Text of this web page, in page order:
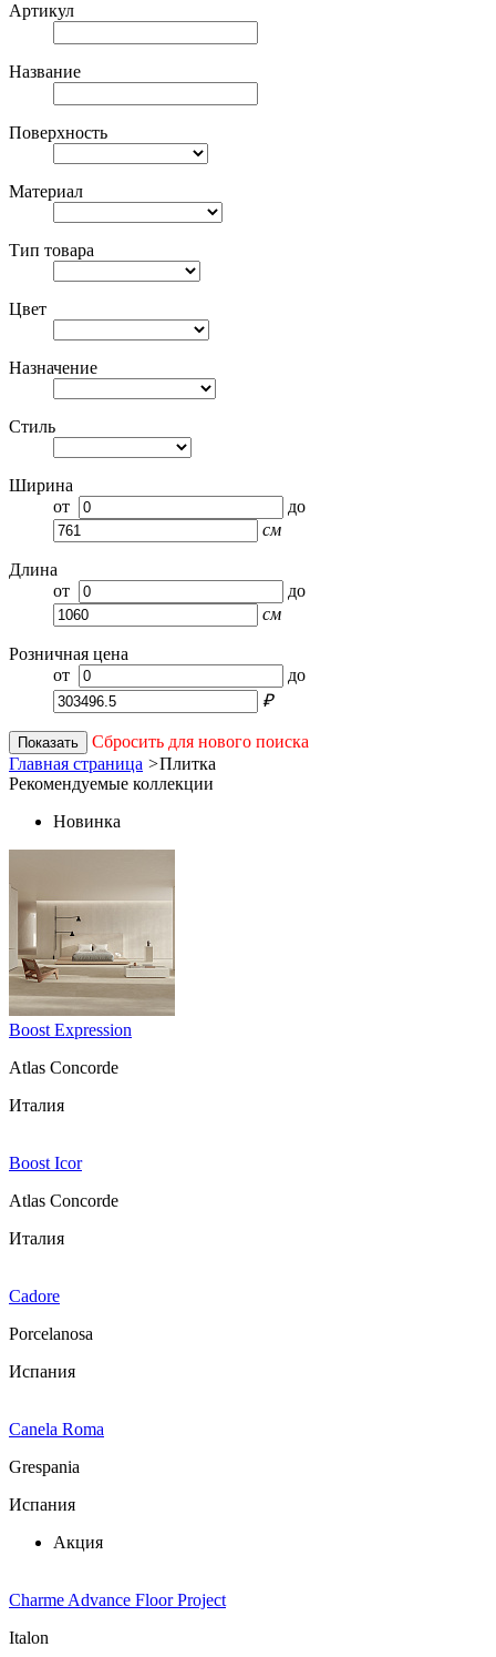
Артикул
Название
Поверхность
Материал
Тип товара
Цвет
Назначение
Стиль
Ширина
от
до
см
Длина
от
до
см
Розничная цена
от
до
₽
Показать
Сбросить для нового поиска
Главная страница >Плитка
Рекомендуемые коллекции
Новинка
Boost Expression
Atlas Concorde
Италия
Boost Icor
Atlas Concorde
Италия
Cadore
Porcelanosa
Испания
Canela Roma
Grespania
Испания
Акция
Charme Advance Floor Project
Italon